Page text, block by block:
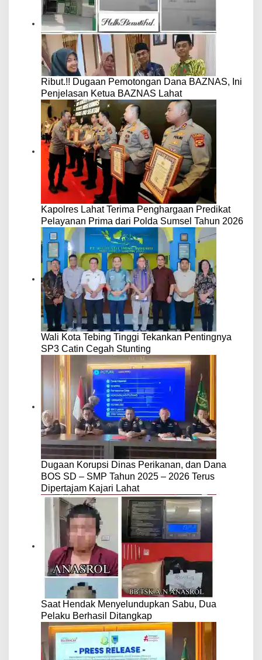
Ribut.!! Dugaan Pemotongan Dana BAZNAS, Ini
Penjelasan Ketua BAZNAS Lahat
Kapolres Lahat Terima Penghargaan Predikat
Pelayanan Prima dari Polda Sumsel Tahun 2026
Wali Kota Tebing Tinggi Tekankan Pentingnya
SP3 Catin Cegah Stunting
Dugaan Korupsi Dinas Perikanan, dan Dana
BOS SD – SMP Tahun 2025 – 2026 Terus
Dipertajam Kajari Lahat
Saat Hendak Menyelundupkan Sabu, Dua
Pelaku Berhasil Ditangkap